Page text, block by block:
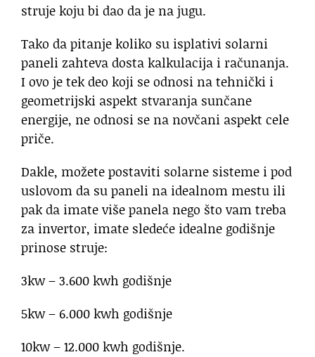
struje koju bi dao da je na jugu.
Tako da pitanje koliko su isplativi solarni
paneli zahteva dosta kalkulacija i računanja.
I ovo je tek deo koji se odnosi na tehnički i
geometrijski aspekt stvaranja sunčane
energije, ne odnosi se na novčani aspekt cele
priče.
Dakle, možete postaviti solarne sisteme i pod
uslovom da su paneli na idealnom mestu ili
pak da imate više panela nego što vam treba
za invertor, imate sledeće idealne godišnje
prinose struje:
3kw – 3.600 kwh godišnje
5kw – 6.000 kwh godišnje
10kw – 12.000 kwh godišnje.